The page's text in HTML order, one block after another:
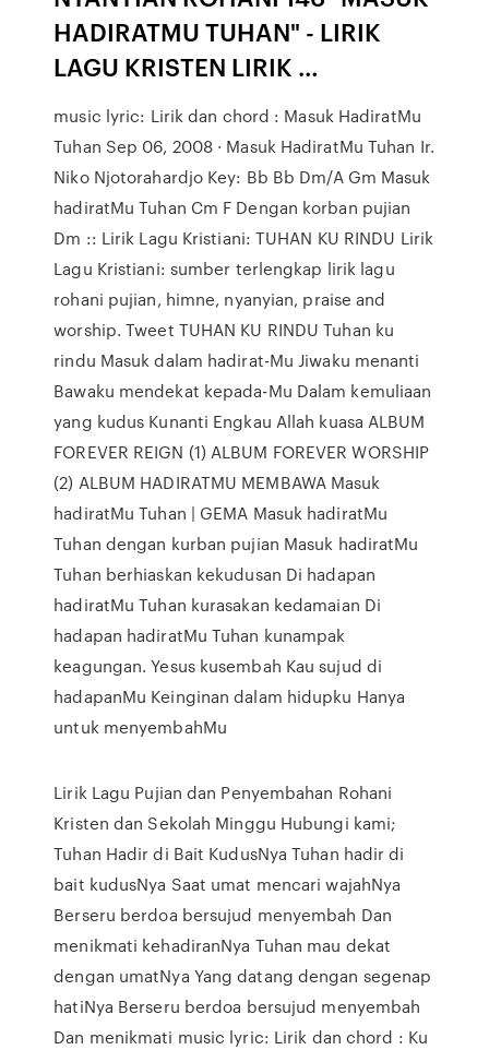
HADIRATMU TUHAN" - LIRIK
LAGU KRISTEN LIRIK …
music lyric: Lirik dan chord : Masuk HadiratMu
Tuhan Sep 06, 2008 · Masuk HadiratMu Tuhan Ir.
Niko Njotorahardjo Key: Bb Bb Dm/A Gm Masuk
hadiratMu Tuhan Cm F Dengan korban pujian
Dm :: Lirik Lagu Kristiani: TUHAN KU RINDU Lirik
Lagu Kristiani: sumber terlengkap lirik lagu
rohani pujian, himne, nyanyian, praise and
worship. Tweet TUHAN KU RINDU Tuhan ku
rindu Masuk dalam hadirat-Mu Jiwaku menanti
Bawaku mendekat kepada-Mu Dalam kemuliaan
yang kudus Kunanti Engkau Allah kuasa ALBUM
FOREVER REIGN (1) ALBUM FOREVER WORSHIP
(2) ALBUM HADIRATMU MEMBAWA Masuk
hadiratMu Tuhan | GEMA Masuk hadiratMu
Tuhan dengan kurban pujian Masuk hadiratMu
Tuhan berhiaskan kekudusan Di hadapan
hadiratMu Tuhan kurasakan kedamaian Di
hadapan hadiratMu Tuhan kunampak
keagungan. Yesus kusembah Kau sujud di
hadapanMu Keinginan dalam hidupku Hanya
untuk menyembahMu
Lirik Lagu Pujian dan Penyembahan Rohani
Kristen dan Sekolah Minggu Hubungi kami;
Tuhan Hadir di Bait KudusNya Tuhan hadir di
bait kudusNya Saat umat mencari wajahNya
Berseru berdoa bersujud menyembah Dan
menikmati kehadiranNya Tuhan mau dekat
dengan umatNya Yang datang dengan segenap
hatiNya Berseru berdoa bersujud menyembah
Dan menikmati music lyric: Lirik dan chord : Ku